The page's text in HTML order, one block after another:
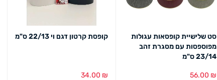
סט שלישיית קופסאות עגולות
מפוספסות עם מסגרת זהב
23/14 ס"מ
56.00 ₪
קופסת קרטון דגם וי 22/13 ס"מ
34.00 ₪